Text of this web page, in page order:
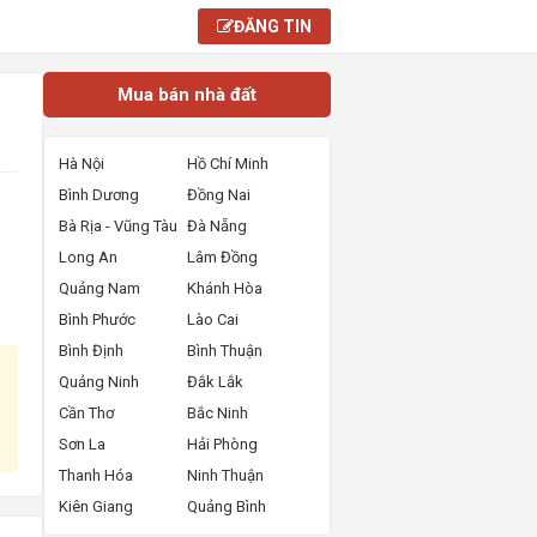
ĐĂNG TIN
Mua bán nhà đất
Hà Nội
Hồ Chí Minh
Bình Dương
Đồng Nai
Bà Rịa - Vũng Tàu Đà Nẵng
Long An
Lâm Đồng
Quảng Nam
Khánh Hòa
Bình Phước
Lào Cai
Bình Định
Bình Thuận
Quảng Ninh
Đắk Lắk
Cần Thơ
Bắc Ninh
Sơn La
Hải Phòng
Thanh Hóa
Ninh Thuận
Kiên Giang
Quảng Bình